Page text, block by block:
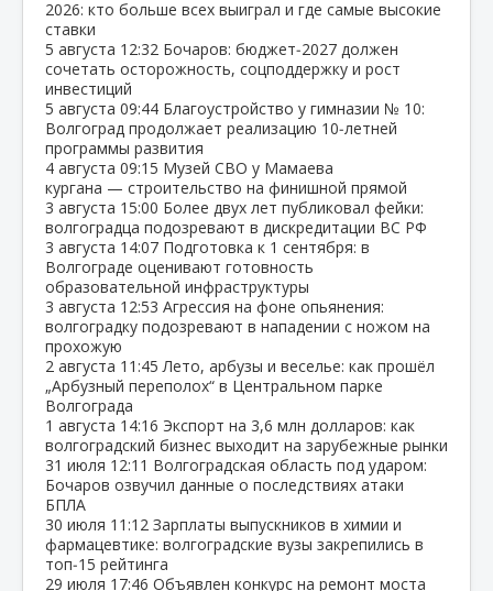
2026: кто больше всех выиграл и где самые высокие
ставки
5 августа 12:32 Бочаров: бюджет‑2027 должен
сочетать осторожность, соцподдержку и рост
инвестиций
5 августа 09:44 Благоустройство у гимназии № 10:
Волгоград продолжает реализацию 10‑летней
программы развития
4 августа 09:15 Музей СВО у Мамаева
кургана — строительство на финишной прямой
3 августа 15:00 Более двух лет публиковал фейки:
волгоградца подозревают в дискредитации ВС РФ
3 августа 14:07 Подготовка к 1 сентября: в
Волгограде оценивают готовность
образовательной инфраструктуры
3 августа 12:53 Агрессия на фоне опьянения:
волгоградку подозревают в нападении с ножом на
прохожую
2 августа 11:45 Лето, арбузы и веселье: как прошёл
„Арбузный переполох“ в Центральном парке
Волгограда
1 августа 14:16 Экспорт на 3,6 млн долларов: как
волгоградский бизнес выходит на зарубежные рынки
31 июля 12:11 Волгоградская область под ударом:
Бочаров озвучил данные о последствиях атаки
БПЛА
30 июля 11:12 Зарплаты выпускников в химии и
фармацевтике: волгоградские вузы закрепились в
топ‑15 рейтинга
29 июля 17:46 Объявлен конкурс на ремонт моста